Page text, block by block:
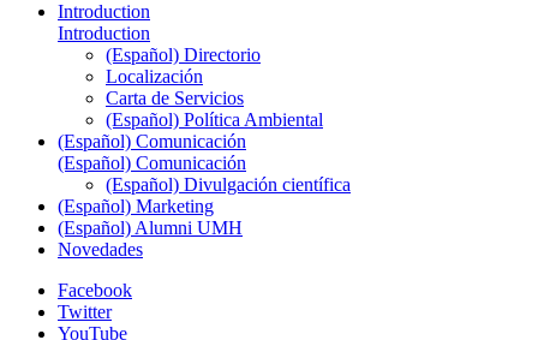
Introduction
Introduction
(Español) Directorio
Localización
Carta de Servicios
(Español) Política Ambiental
(Español) Comunicación
(Español) Comunicación
(Español) Divulgación científica
(Español) Marketing
(Español) Alumni UMH
Novedades
Facebook
Twitter
YouTube